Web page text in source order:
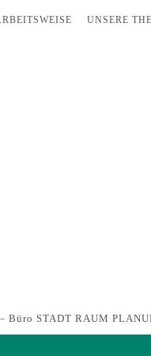
UNSERE
Büro STADT RAUM